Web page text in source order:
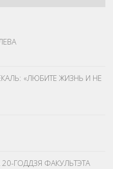
«ЛЮБИТЕ ЖИЗНЬ И НЕ
20-ГОДДЗЯ ФАКУЛЬТЭТА